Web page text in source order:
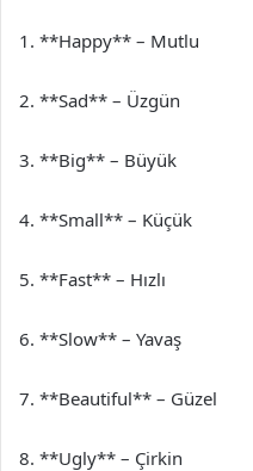
1. **Happy** – Mutlu
2. **Sad** – Üzgün
3. **Big** – Büyük
4. **Small** – Küçük
5. **Fast** – Hızlı
6. **Slow** – Yavaş
7. **Beautiful** – Güzel
8. **Ugly** – Çirkin